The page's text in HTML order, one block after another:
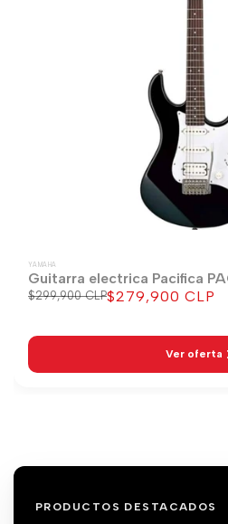
YAMAHA
Guitarra electrica Pacifica
Precio
$299,900 CLPPrecio
$279,900 CLP
Ver oferta
PRODUCTOS DESTACADOS